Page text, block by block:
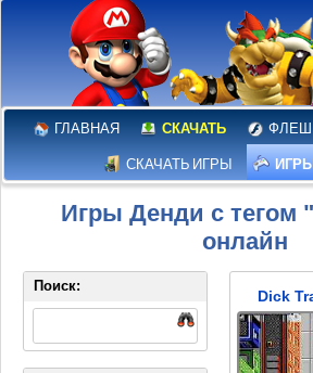
ГЛАВНАЯ СКАЧАТЬ ФЛЕШ
СКАЧАТЬ ИГРЫ
Игры Денди с тегом
онлайн
Dick
Поиск: